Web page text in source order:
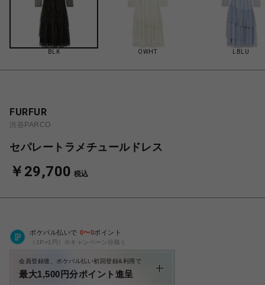
BLK OWHT LBLU
FURFUR
渋谷PARCO
セパレートラメチュールドレス
￥29,700 税込
ポケパル払いで 0〜0ポイント
（1P=1円）※キャンペーン分除く
会員登録後、ポケパル払い初回登録&利用で
最大1,500円分ポイント進呈